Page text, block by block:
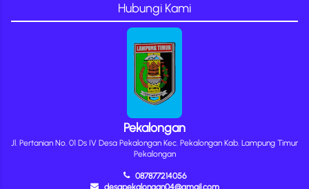
Hubungi Kami
Pekalongan
Jl. Pertanian No. 01 Ds IV Desa Pekalongan Kec. Pekalongan Kab. Lampung Timur
Pekalongan
087877214056